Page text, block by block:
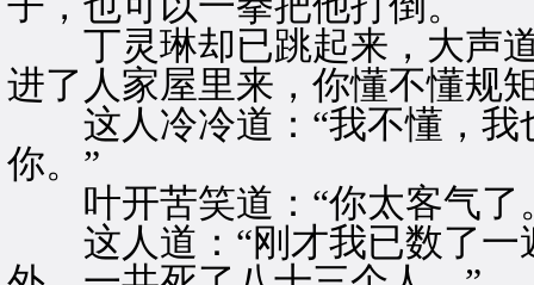
丁灵琳却已跳起来，大声道
进了人家屋里来，你懂不懂规
这人冷冷道：“我不懂，我
你。”
叶开苦笑道：“你太客气了
这人道：“刚才我已数了一